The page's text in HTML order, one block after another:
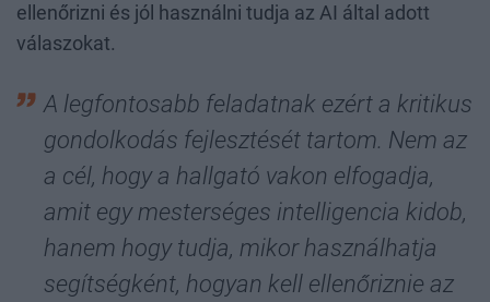
ellenőrizni és jól használni tudja az AI által adott
válaszokat.
A legfontosabb feladatnak ezért a kritikus
gondolkodás fejlesztését tartom. Nem az
a cél, hogy a hallgató vakon elfogadja,
amit egy mesterséges intelligencia kidob,
hanem hogy tudja, mikor használhatja
segítségként, hogyan kell ellenőriznie az